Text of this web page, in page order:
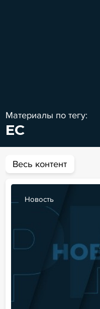
Материалы по тегу:
ЕС
Весь контент
Новость